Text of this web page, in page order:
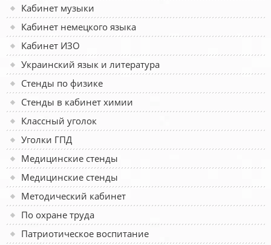
Кабинет музыки
Кабинет немецкого языка
Кабинет ИЗО
Украинский язык и литература
Стенды по физике
Стенды в кабинет химии
Классный уголок
Уголки ГПД
Медицинские стенды
Медицинские стенды
Методический кабинет
По охране труда
Патриотическое воспитание